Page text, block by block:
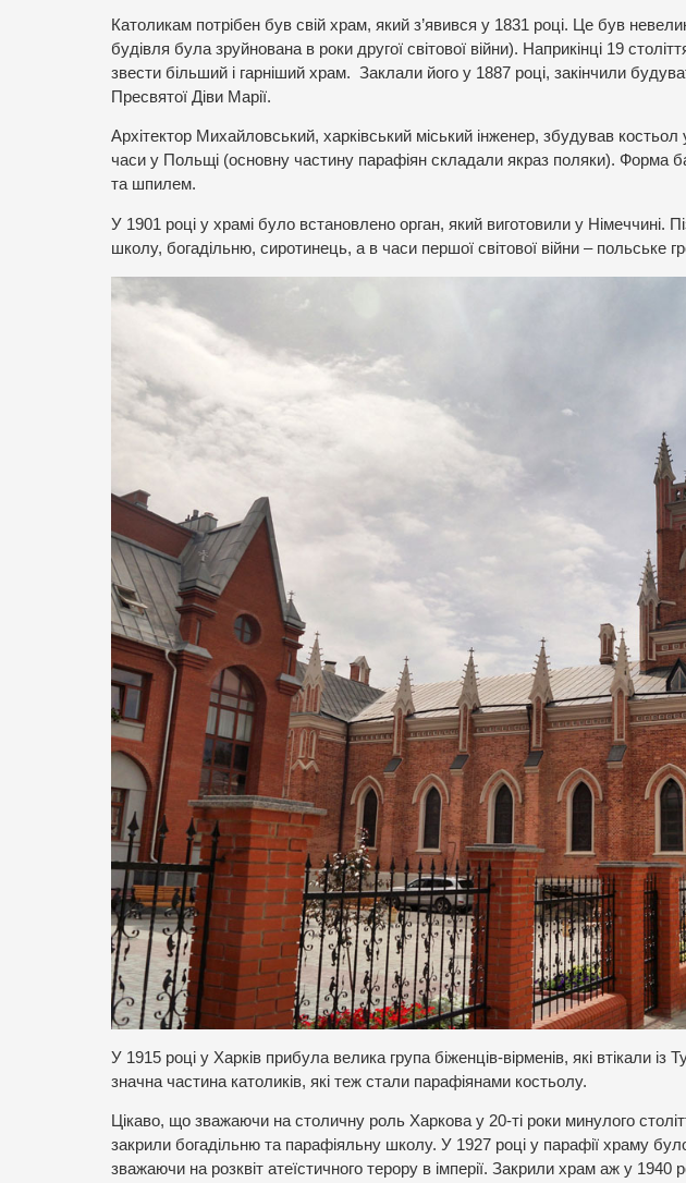
Католикам потрібен був свій храм, який з’явився у 1831 році. Це був
будівля була зруйнована в роки другої світової війни). Наприкінці 19
звести більший і гарніший храм. Заклали його у 1887 році, закінчили
Пресвятої Діви Марії.
Архітектор Михайловський, харківський міський інженер, збудував
часи у Польщі (основну частину парафіян складали якраз поляки). Форма
та шпилем.
У 1901 році у храмі було встановлено орган, який виготовили у Німеччині.
школу, богадільню, сиротинець, а в часи першої світової війни – польське
У 1915 році у Харків прибула велика група біженців-вірменів, які втікали
значна частина католиків, які теж стали парафіянами костьолу.
Цікаво, що зважаючи на столичну роль Харкова у 20-ті роки минулого
закрили богадільню та парафіяльну школу. У 1927 році у парафії храму
зважаючи на розквіт атеїстичного терору в імперії. Закрили храм аж у 1940